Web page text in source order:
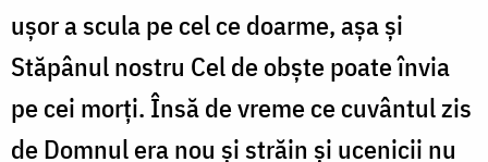
ușor a scula pe cel ce doarme, așa și
Stăpânul nostru Cel de obște poate învia
pe cei morți. Însă de vreme ce cuvântul zis
de Domnul era nou și străin și ucenicii nu